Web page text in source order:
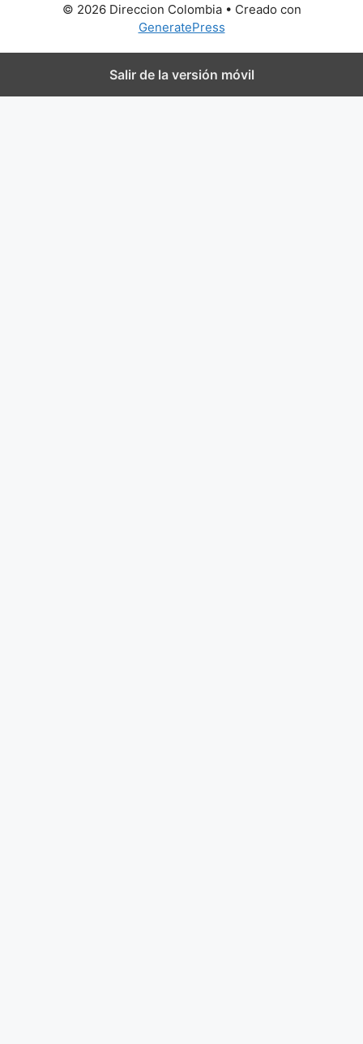
© 2026 Direccion Colombia• Creado con
GeneratePress
Salir de la versión móvil